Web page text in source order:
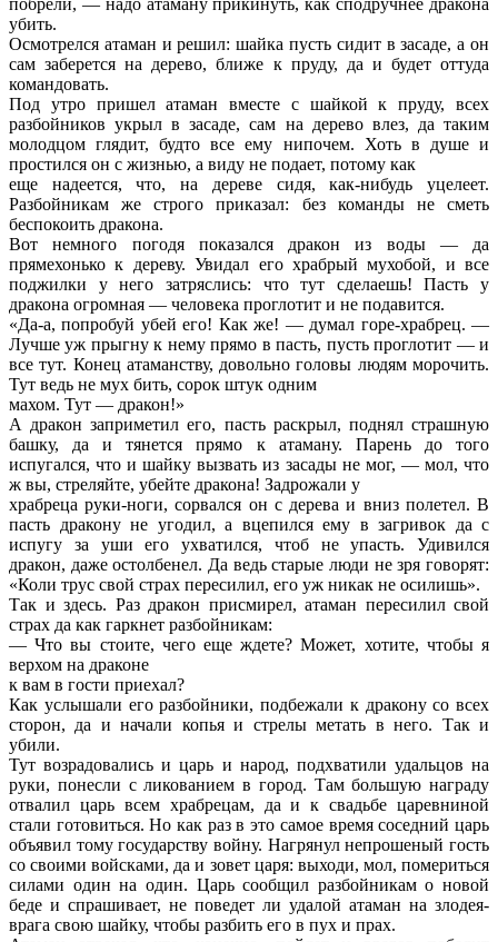
убить.
Осмотрелся атаман и решил: шайка пусть сидит в засаде, а он
сам заберется на дерево, ближе к пруду, да и будет оттуда
командовать.
Под утро пришел атаман вместе с шайкой к пруду, всех
разбойников укрыл в засаде, сам на дерево влез, да таким
молодцом глядит, будто все ему нипочем. Хоть в душе и
простился он с жизнью, а виду не подает, потому как
еще надеется, что, на дереве сидя, как-нибудь уцелеет.
Разбойникам же строго приказал: без команды не сметь
беспокоить дракона.
Вот немного погодя показался дракон из воды — да
прямехонько к дереву. Увидал его храбрый мухобой, и все
поджилки у него затряслись: что тут сделаешь! Пасть у
дракона огромная — человека проглотит и не подавится.
«Да-а, попробуй убей его! Как же! — думал горе-храбрец. —
Лучше уж прыгну к нему прямо в пасть, пусть проглотит — и
все тут. Конец атаманству, довольно головы людям морочить.
Тут ведь не мух бить, сорок штук одним
махом. Тут — дракон!»
А дракон заприметил его, пасть раскрыл, поднял страшную
башку, да и тянется прямо к атаману. Парень до того
испугался, что и шайку вызвать из засады не мог, — мол, что
ж вы, стреляйте, убейте дракона! Задрожали у
храбреца руки-ноги, сорвался он с дерева и вниз полетел. В
пасть дракону не угодил, а вцепился ему в загривок да с
испугу за уши его ухватился, чтоб не упасть. Удивился
дракон, даже остолбенел. Да ведь старые люди не зря говорят:
«Коли трус свой страх пересилил, его уж никак не осилишь».
Так и здесь. Раз дракон присмирел, атаман пересилил свой
страх да как гаркнет разбойникам:
— Что вы стоите, чего еще ждете? Может, хотите, чтобы я
верхом на драконе
к вам в гости приехал?
Как услышали его разбойники, подбежали к дракону со всех
сторон, да и начали копья и стрелы метать в него. Так и
убили.
Тут возрадовались и царь и народ, подхватили удальцов на
руки, понесли с ликованием в город. Там большую награду
отвалил царь всем храбрецам, да и к свадьбе царевниной
стали готовиться. Но как раз в это самое время соседний царь
объявил тому государству войну. Нагрянул непрошеный гость
со своими войсками, да и зовет царя: выходи, мол, помериться
силами один на один. Царь сообщил разбойникам о новой
беде и спрашивает, не поведет ли удалой атаман на злодея-
врага свою шайку, чтобы разбить его в пух и прах.